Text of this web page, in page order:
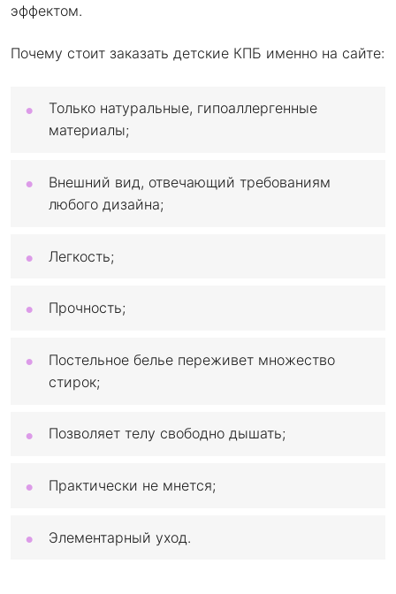
эффектом.
Почему стоит заказать детские КПБ именно на сайте:
Только натуральные, гипоаллергенные
материалы;
Внешний вид, отвечающий требованиям
любого дизайна;
Легкость;
Прочность;
Постельное белье переживет множество
стирок;
Позволяет телу свободно дышать;
Практически не мнется;
Элементарный уход.